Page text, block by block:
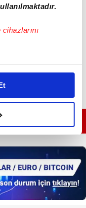
özel
Bunu yaparken
sunmak
adına
ve bu noktada,
noktasında tek gelir
isteriz.
izin vermedikleri
İÇİN TIKLAYIN